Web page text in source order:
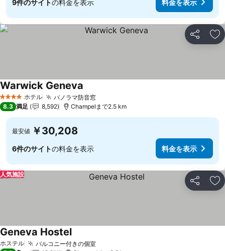
9件のサイトの料金を表示 料金を表示
シェア お
4 ホテルのランク
ホテル パノラマ防音窓
Warwick Geneva
8.3 満足 8,592 Champelまで2.5 km
最安値 ￥30,208
6件のサイトの料金を表示 料金を表示
シェア お
人気施設
ホステル バルコニー付きの個室
Geneva Hostel